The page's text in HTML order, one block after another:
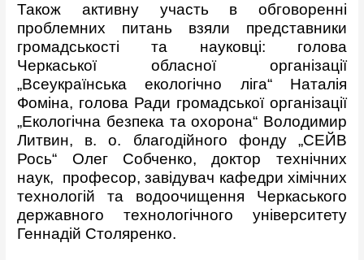
Також активну участь в обговоренні
проблемних питань взяли представники
громадськості та науковці: голова
Черкаської обласної організації
„Всеукраїнська екологічно ліга“ Наталія
Фоміна, голова Ради громадської організації
„Екологічна безпека та охорона“ Володимир
Литвин, в. о. благодійного фонду „СЕЙВ
Рось“ Олег Собченко, доктор технічних
наук, професор, завідувач кафедри хімічних
технологій та водоочищення Черкаського
державного технологічного університету
Геннадій Столяренко.